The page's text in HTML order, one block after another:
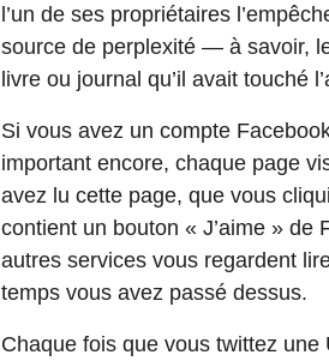
l’un de ses propriétaires
source de perplexité — à savoir,
livre ou journal qu’il avait touché
Si vous avez un compte
important encore, chaque page
avez lu cette page, que vous
contient un bouton « J’aime »
autres services vous regardent
temps vous avez passé dessus.
Chaque fois que vous twittez une